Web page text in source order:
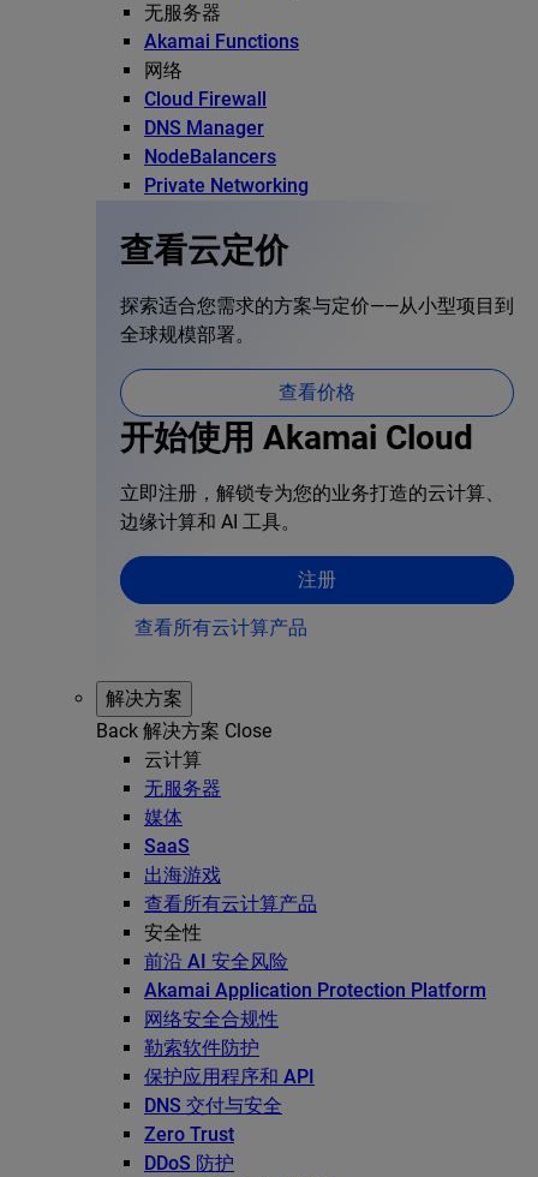
无服务器
Akamai Functions
网络
Cloud Firewall
DNS Manager
NodeBalancers
Private Networking
查看云定价
探索适合您需求的方案与定价——从小型项目到
全球规模部署。
查看价格
开始使用 Akamai Cloud
立即注册，解锁专为您的业务打造的云计算、
边缘计算和 AI 工具。
注册
查看所有云计算产品
解决方案
Back 解决方案 Close
云计算
无服务器
媒体
SaaS
出海游戏
查看所有云计算产品
安全性
前沿 AI 安全风险
Akamai Application Protection Platform
网络安全合规性
勒索软件防护
保护应用程序和 API
DNS 交付与安全
Zero Trust
DDoS 防护